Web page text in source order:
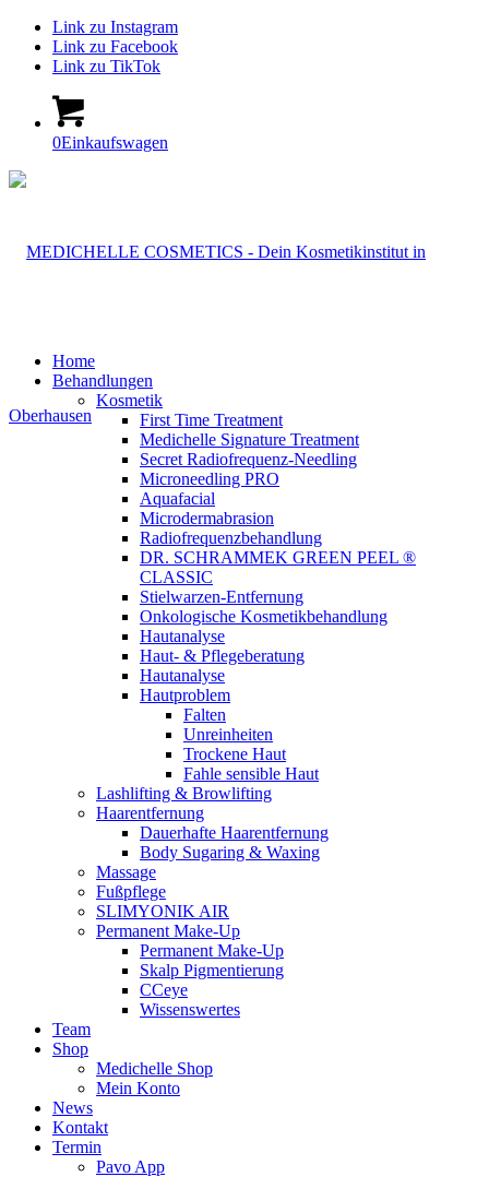
Link zu Instagram
Link zu Facebook
Link zu TikTok
0Einkaufswagen
Home
Behandlungen
Kosmetik
First Time Treatment
Medichelle Signature Treatment
Secret Radiofrequenz-Needling
Microneedling PRO
Aquafacial
Microdermabrasion
Radiofrequenzbehandlung
DR. SCHRAMMEK GREEN PEEL ®
CLASSIC
Stielwarzen-Entfernung
Onkologische Kosmetikbehandlung
Hautanalyse
Haut- & Pflegeberatung
Hautanalyse
Hautproblem
Falten
Unreinheiten
Trockene Haut
Fahle sensible Haut
Lashlifting & Browlifting
Haarentfernung
Dauerhafte Haarentfernung
Body Sugaring & Waxing
Massage
Fußpflege
SLIMYONIK AIR
Permanent Make-Up
Permanent Make-Up
Skalp Pigmentierung
CCeye
Wissenswertes
Team
Shop
Medichelle Shop
Mein Konto
News
Kontakt
Termin
Pavo App